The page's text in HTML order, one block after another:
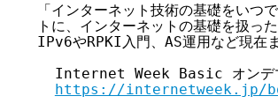
「インターネット技術の基礎をいつ
トに、インターネットの基礎を扱っ
IPv6やRPKI入門、AS運用など現在
Internet Week Basic オンデ
https://internetweek.jp/